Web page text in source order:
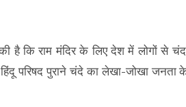
है कि राम मंदिर के लिए देश में लोगों से
हिंदू परिषद पुराने चंदे का लेखा-जोखा जनता